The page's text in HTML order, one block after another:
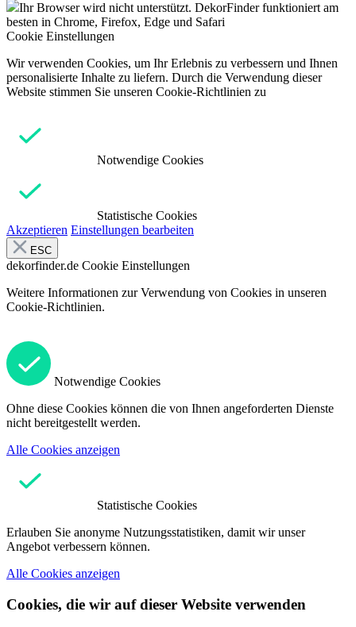
Ihr Browser wird nicht unterstützt. DekorFinder funktioniert am
besten in Chrome, Firefox, Edge und Safari
Cookie Einstellungen
Wir verwenden Cookies, um Ihr Erlebnis zu verbessern und Ihnen
personalisierte Inhalte zu liefern. Durch die Verwendung dieser
Website stimmen Sie unseren Cookie-Richtlinien zu
Notwendige Cookies
Statistische Cookies
Akzeptieren Einstellungen bearbeiten
ESC
dekorfinder.de Cookie Einstellungen
Weitere Informationen zur Verwendung von Cookies in unseren
Cookie-Richtlinien.
Notwendige Cookies
Ohne diese Cookies können die von Ihnen angeforderten Dienste
nicht bereitgestellt werden.
Alle Cookies anzeigen
Statistische Cookies
Erlauben Sie anonyme Nutzungsstatistiken, damit wir unser
Angebot verbessern können.
Alle Cookies anzeigen
Cookies, die wir auf dieser Website verwenden